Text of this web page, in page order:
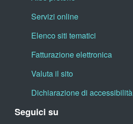
Servizi online
Elenco siti tematici
Fatturazione elettronica
Valuta il sito
Dichiarazione di accessibilità
Seguici su